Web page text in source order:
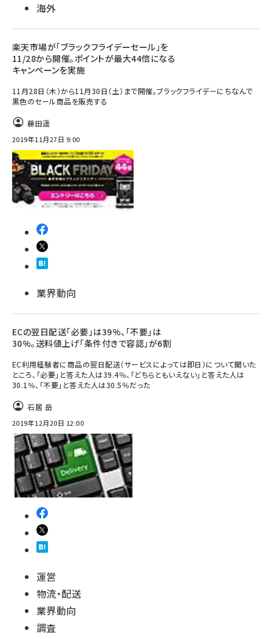
海外
楽天市場が「ブラックフライデーセール」を
11/28から開催。ポイントが最大44倍になる
キャンペーンを実施
11月28日（木）から11月30日（土）まで開催。ブラックフライデーにちなんで
黒色のセール商品を販売する
藤田遥
2019年11月27日 9:00
業界動向
ECの翌日配送「必要」は39%、「不要」は
30%。送料値上げ「条件付きで容認」が6割
EC利用経験者に商品の翌日配送（サービスによっては即日）について聞いた
ところ、「必要」と答えた人は39.4％、「どちらともいえない」と答えた人は
30.1％、「不要」と答えた人は30.5％だった
石居 岳
2019年12月20日 12:00
運営
物流・配送
業界動向
調査